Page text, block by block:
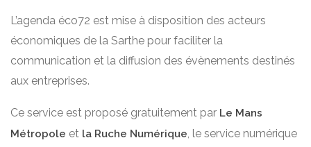
L’agenda éco72 est mise à disposition des acteurs
économiques de la Sarthe pour faciliter la
communication et la diffusion des évènements destinés
aux entreprises.
Ce service est proposé gratuitement par Le Mans
Métropole et la Ruche Numérique, le service numérique